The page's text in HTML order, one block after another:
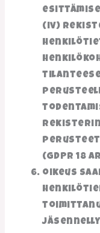
(iv)
(GDPR 18
oikeus